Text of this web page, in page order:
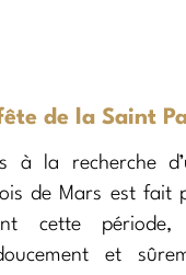
de la Saint
à la recherche
de Mars est fait
cette période,
et